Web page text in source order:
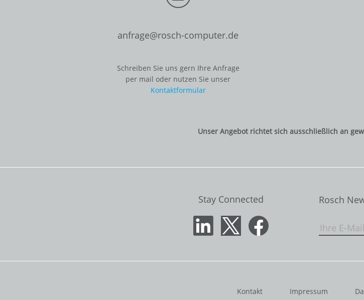
anfrage@rosch-computer.de
Schreiben Sie uns gern Ihre Anfrage
per mail oder nutzen Sie unser
Kontaktformular
Unser Angebot richtet sich ausschließlich an
Stay Connected Rosch
Kontakt Impressum